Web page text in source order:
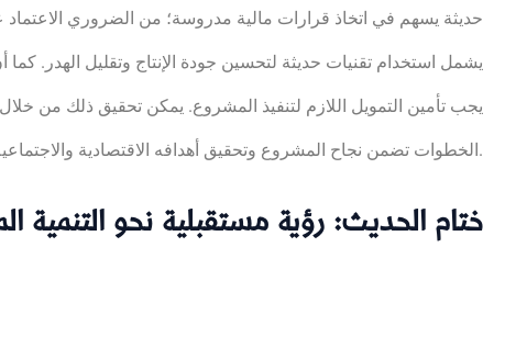
حديثة يسهم في اتخاذ قرارات مالية مدروسة؛ من الضروري
يشمل استخدام تقنيات حديثة لتحسين جودة الإنتاج وتقليل الهدر. كما أن
يجب تأمين التمويل اللازم لتنفيذ المشروع. يمكن تحقيق ذلك من
الخطوات تضمن نجاح المشروع وتحقيق أهدافه الاقتصادية والاجتماعية.
ختام الحديث: رؤية مستقبلية نحو التنمية